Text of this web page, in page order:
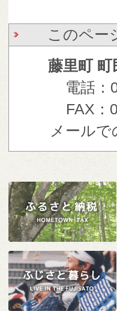
このペー
藤里町 町
電話：
FAX：
メール